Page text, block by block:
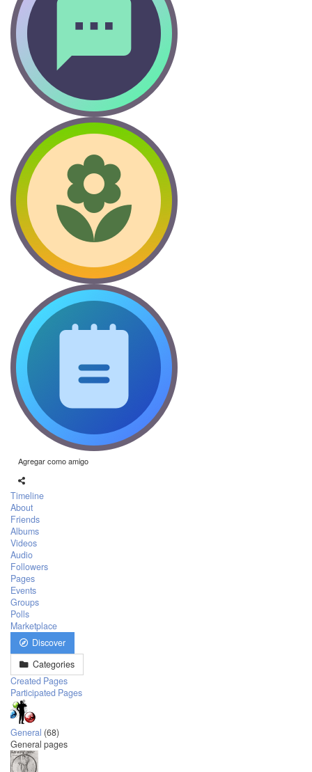
Agregar como amigo
Timeline
About
Friends
Albums
Videos
Audio
Followers
Pages
Events
Groups
Polls
Marketplace
Discover
Categories
Created Pages
Participated Pages
General (68)
General pages